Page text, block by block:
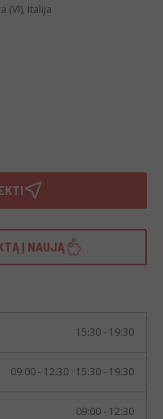
(VI), Italija
Į NAUJĄ
15:30 - 19:30
09:00 - 12:30 · 15:30 - 19:30
09:00 - 12:30